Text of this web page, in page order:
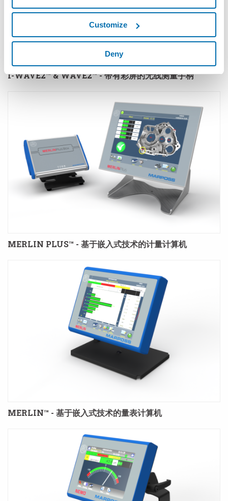
Customize
Deny
I-WAVE2™ & WAVE2™ - 带有彩屏的无线测量手柄
MERLIN PLUS™ - 基于嵌入式技术的计量计算机
MERLIN™ - 基于嵌入式技术的量表计算机